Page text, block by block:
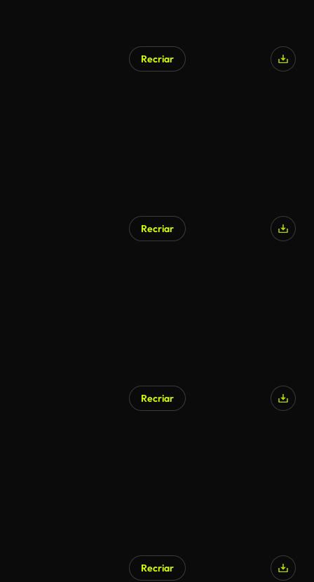
Recriar
Recriar
Recriar
Recriar